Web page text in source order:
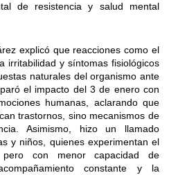
de resistencia y salud mental
explicó que reacciones como el
irritabilidad y síntomas fisiológicos
naturales del organismo ante
el impacto del 3 de enero con
humanas, aclarando que
trastornos, sino mecanismos de
Asimismo, hizo un llamado
y niños, quienes experimentan el
pero con menor capacidad de
constante y la